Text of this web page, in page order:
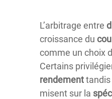
L’arbitrage entre
croissance du
comme un choix
Certains
rendementtandis
misent sur la